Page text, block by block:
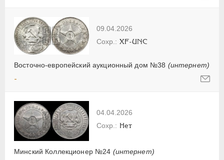
09.04.2026
Восточно-европейский аукционный дом №38 (интернет)
XF-UNC
-
04.04.2026
Минский Коллекционер №24 (интернет)
Нет